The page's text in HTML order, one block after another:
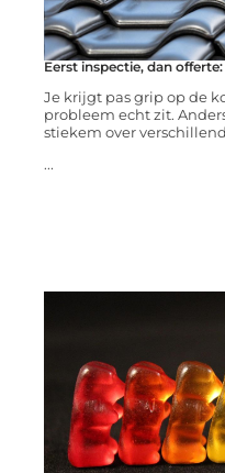
Eerst inspectie, dan
Je krijgt pas grip op de
probleem echt zit.
stiekem over
...